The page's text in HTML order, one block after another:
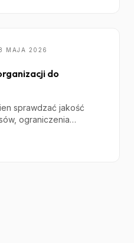
MAJA 2026
do
sprawdzać jakość
ograniczenia
wdrożenia.